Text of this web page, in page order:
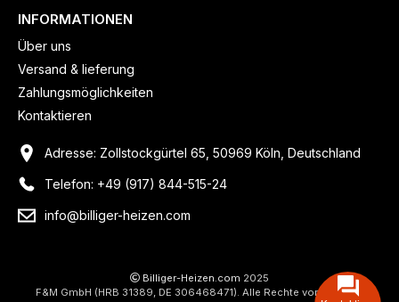
INFORMATIONEN
Über uns
Versand & lieferung
Zahlungsmöglichkeiten
Kontaktieren
Adresse: Zollstockgürtel 65, 50969 Köln, Deutschland
Telefon: +49 (917) 844-515-24
info@billiger-heizen.com
Billiger-Heizen.com 2025
F&M GmbH (HRB 31389, DE 306468471). Alle Rechte vorbehalten.